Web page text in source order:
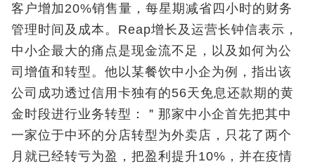
客户增加20%销售量，每星期减省四小时的财务
管理时间及成本。Reap增长及运营长钟信表示，
中小企最大的痛点是现金流不足，以及如何为公
司增值和转型。他以某餐饮中小企为例，指出该
公司成功透过信用卡独有的56天免息还款期的黄
金时段进行业务转型：＂那家中小企首先把其中
一家位于中环的分店转型为外卖店，只花了两个
月就已经转亏为盈，把盈利提升10%，并在疫情